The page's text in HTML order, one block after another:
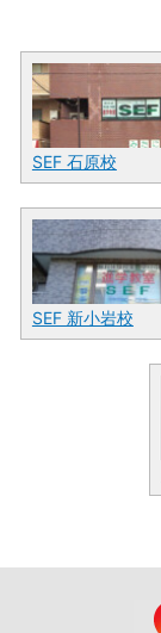
SEF 石原校
SEF 新小岩校